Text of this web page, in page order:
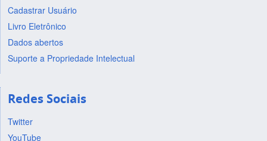
Cadastrar Usuário
Livro Eletrônico
Dados abertos
Suporte a Propriedade Intelectual
Redes Sociais
Twitter
YouTube